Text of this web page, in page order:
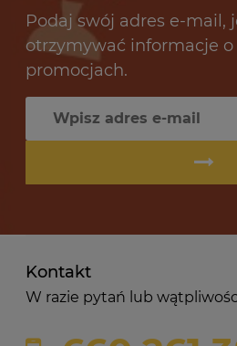
Podaj swój adres e-mail,
otrzymywać informacje o
promocjach.
Kontakt
W razie pytań lub